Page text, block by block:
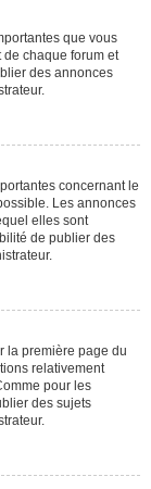
que vous
chaque forum et
des annonces
concernant le
Les annonces
elles sont
de publier des
la première page du
relativement
pour les
des sujets